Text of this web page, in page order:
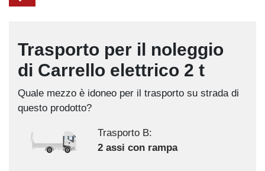
Trasporto per il noleggio
di Carrello elettrico 2 t
Quale mezzo è idoneo per il trasporto su strada di
questo prodotto?
Trasporto B:
2 assi con rampa